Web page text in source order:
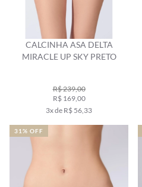
CALCINHA ASA DELTA
MIRACLE UP SKY PRETO
R$ 239,00
R$ 169,00
3x de R$ 56,33
31% OFF